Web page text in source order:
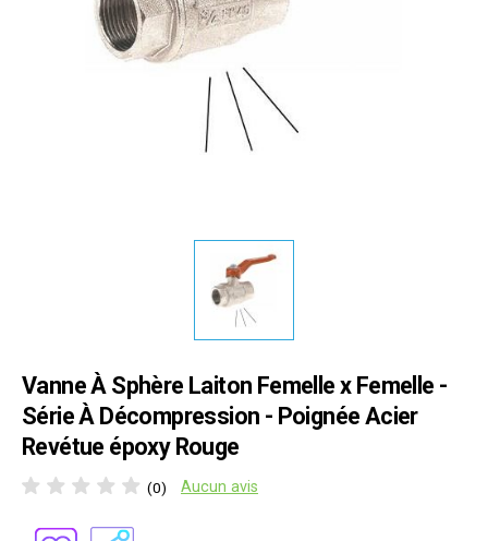
Vanne À Sphère Laiton Femelle x Femelle -
Série À Décompression - Poignée Acier
Revétue époxy Rouge
(0) Aucun avis